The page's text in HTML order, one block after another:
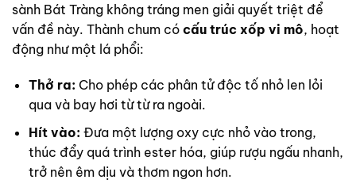
sành Bát Tràng không tráng men giải quyết triệt để
vấn đề này. Thành chum có cấu trúc xốp vi mô, hoạt
động như một lá phổi:
Thở ra: Cho phép các phân tử độc tố nhỏ len lỏi
qua và bay hơi từ từ ra ngoài.
Hít vào: Đưa một lượng oxy cực nhỏ vào trong,
thúc đẩy quá trình ester hóa, giúp rượu ngấu nhanh,
trở nên êm dịu và thơm ngon hơn.